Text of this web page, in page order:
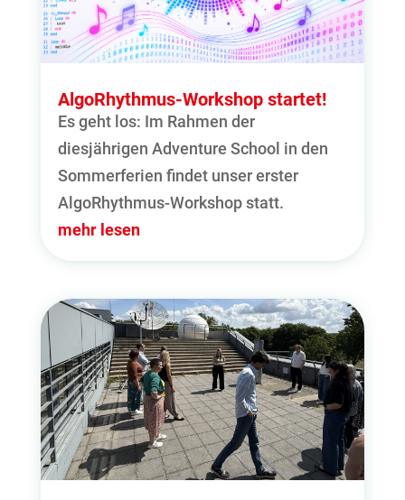
AlgoRhythmus-Workshop startet!
Es geht los: Im Rahmen der
diesjährigen Adventure School in den
Sommerferien findet unser erster
AlgoRhythmus-Workshop statt.
mehr lesen